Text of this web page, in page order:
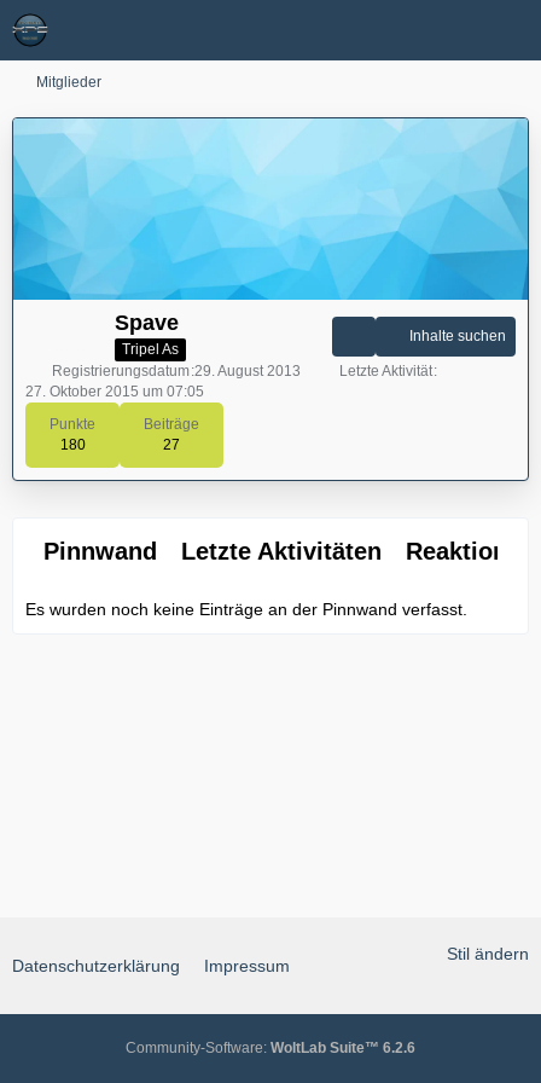
Mitglieder
Spave
Tripel As
Punkte
180
Beiträge
27
Inhalte suchen
Registrierungsdatum 29. August 2013
Letzte Aktivität
27. Oktober 2015 um 07:05
Pinnwand Letzte Aktivitäten Reaktionen
Es wurden noch keine Einträge an der Pinnwand verfasst.
Stil ändern
Datenschutzerklärung Impressum
Community-Software: WoltLab Suite™ 6.2.6